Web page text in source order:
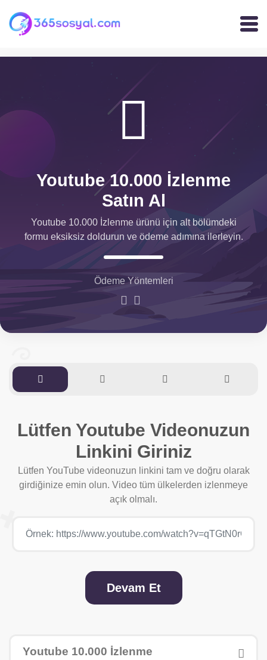
Youtube 10.000 İzlenme
Satın Al
Youtube 10.000 İzlenme ürünü için alt bölümdeki
formu eksiksiz doldurun ve ödeme adımına ilerleyin.
Ödeme Yöntemleri
Youtube 10.000 İzlenme
Lütfen Youtube Videonuzun
Linkini Giriniz
Lütfen YouTube videonuzun linkini tam ve doğru olarak
girdiğinize emin olun. Video tüm ülkelerden izlenmeye
açık olmalı.
Devam Et